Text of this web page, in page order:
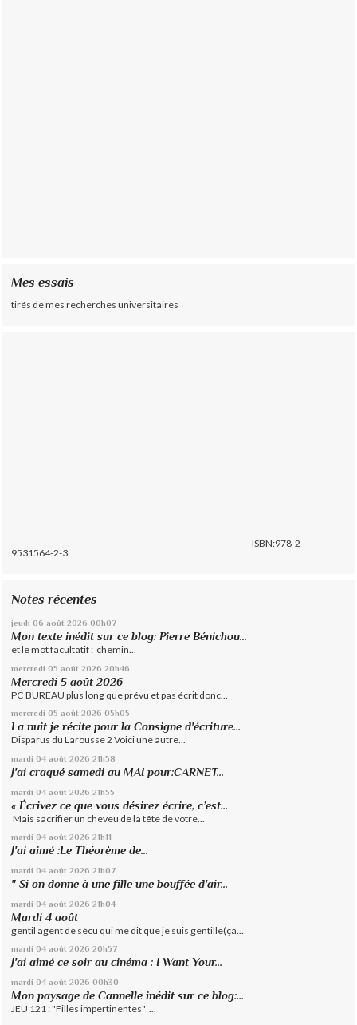
Mes essais
tirés de mes recherches universitaires
ISBN:978-2-
9531564-2-3
Notes récentes
jeudi 06 août 2026 00h07
Mon texte inédit sur ce blog: Pierre Bénichou...
et le mot facultatif : chemin...
mercredi 05 août 2026 20h46
Mercredi 5 août 2026
PC BUREAU plus long que prévu et pas écrit donc...
mercredi 05 août 2026 05h05
La nuit je récite pour la Consigne d'écriture...
Disparus du Larousse 2 Voici une autre...
mardi 04 août 2026 21h58
J'ai craqué samedi au MAI pour:CARNET...
mardi 04 août 2026 21h55
« Écrivez ce que vous désirez écrire, c’est...
Mais sacrifier un cheveu de la tête de votre...
mardi 04 août 2026 21h11
J'ai aimé :Le Théorème de...
mardi 04 août 2026 21h07
" Si on donne à une fille une bouffée d'air...
mardi 04 août 2026 21h04
Mardi 4 août
gentil agent de sécu qui me dit que je suis gentille(ça...
mardi 04 août 2026 20h57
J'ai aimé ce soir au cinéma : I Want Your...
mardi 04 août 2026 00h30
Mon paysage de Cannelle inédit sur ce blog:...
JEU 121 : "Filles impertinentes" ...